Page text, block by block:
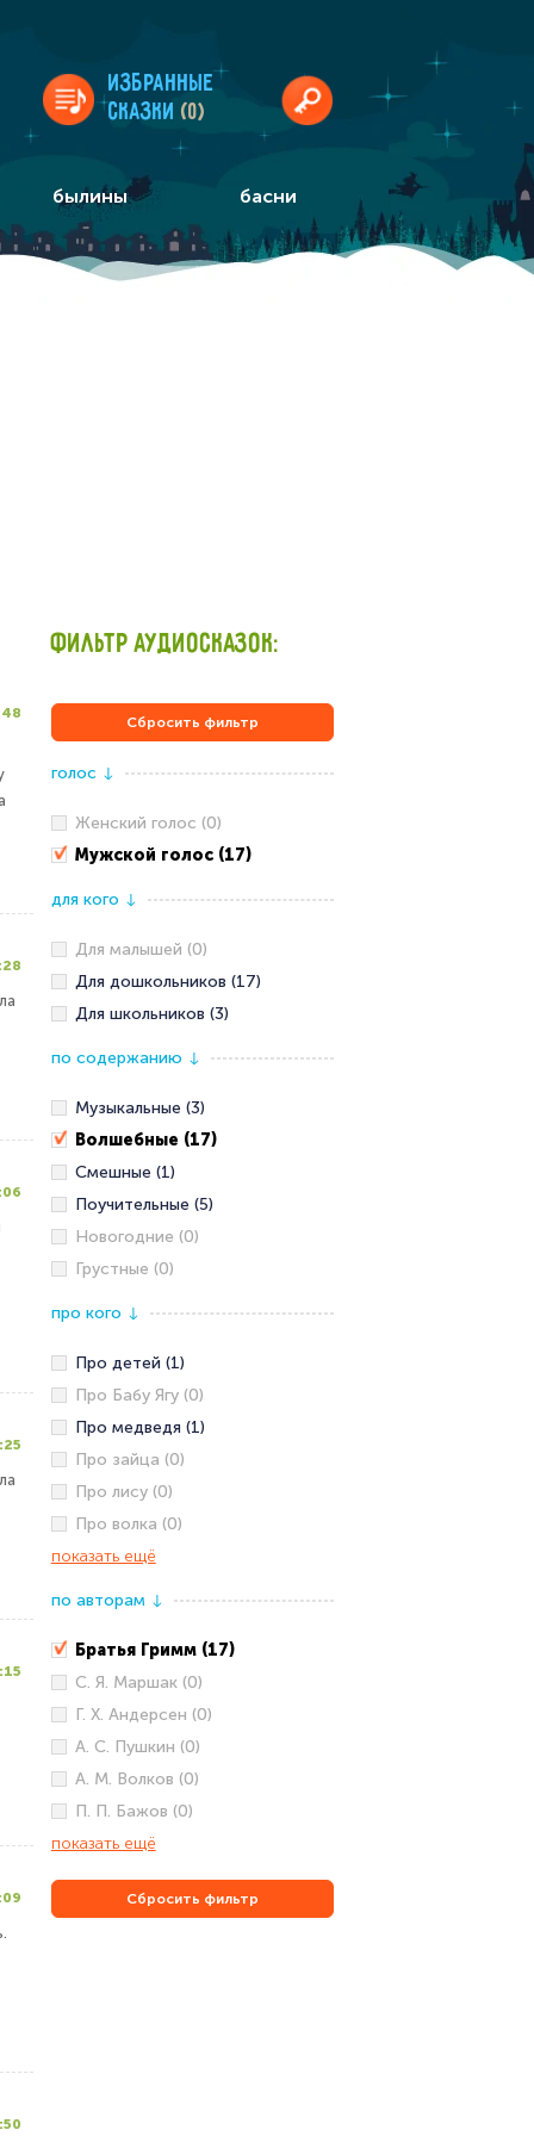
Избранные
сказки (0)
былины басни
ФИЛЬТР АУДИОСКАЗОК:
Сбросить фильтр
голос ↓
Женский голос (0)
Мужской голос (17)
для кого ↓
Для малышей (0)
Для дошкольников (17)
Для школьников (3)
по содержанию ↓
Музыкальные (3)
Волшебные (17)
Смешные (1)
Поучительные (5)
Новогодние (0)
Грустные (0)
про кого ↓
Про детей (1)
Про Бабу Ягу (0)
Про медведя (1)
Про зайца (0)
Про лису (0)
Про волка (0)
показать ещё
по авторам ↓
Братья Гримм (17)
С. Я. Маршак (0)
Г. Х. Андерсен (0)
А. С. Пушкин (0)
А. М. Волков (0)
П. П. Бажов (0)
показать ещё
Сбросить фильтр